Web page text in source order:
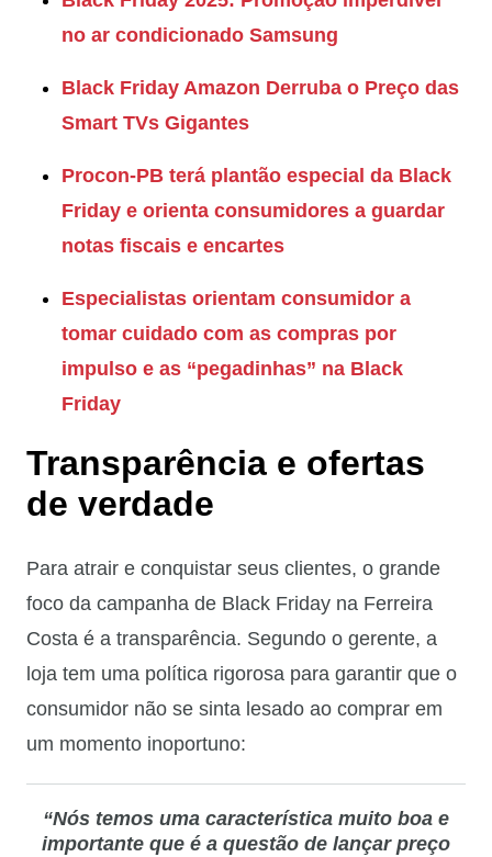
no ar condicionado Samsung
Black Friday Amazon Derruba o Preço das
Smart TVs Gigantes
Procon-PB terá plantão especial da Black
Friday e orienta consumidores a guardar
notas fiscais e encartes
Especialistas orientam consumidor a
tomar cuidado com as compras por
impulso e as “pegadinhas” na Black
Friday
Transparência e ofertas
de verdade
Para atrair e conquistar seus clientes, o grande
foco da campanha de Black Friday na Ferreira
Costa é a transparência. Segundo o gerente, a
loja tem uma política rigorosa para garantir que o
consumidor não se sinta lesado ao comprar em
um momento inoportuno:
“Nós temos uma característica muito boa e
importante que é a questão de lançar preço